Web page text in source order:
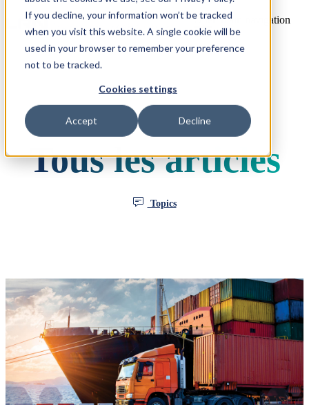
If you decline, your information won’t be tracked
when you visit this website. A single cookie will be
used in your browser to remember your preference
not to be tracked.
Cookies settings
Accept Decline
Open main navigation
Tous les articles
Topics
All articles Boards & leadership
Corporate culture DEI